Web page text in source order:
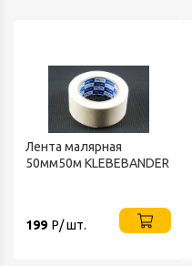
Лента малярная
50мм50м KLEBEBANDER
199 Р/ шт.